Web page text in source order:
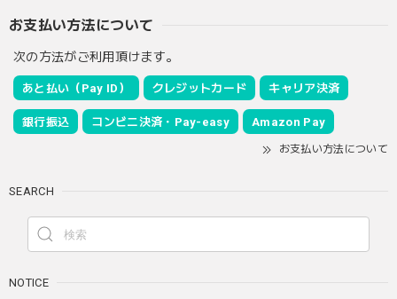
お支払い方法について
次の方法がご利用頂けます。
あと払い（Pay ID） クレジットカード キャリア決済
銀行振込 コンビニ決済・Pay-easy Amazon Pay
お支払い方法について
SEARCH
NOTICE